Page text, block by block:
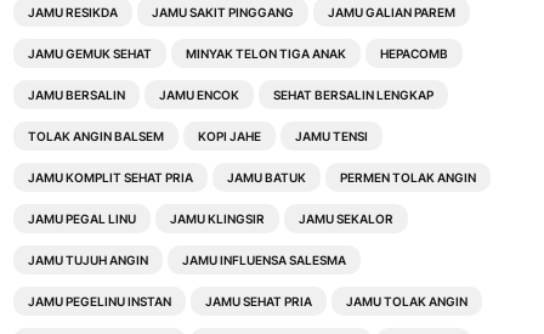
JAMU RESIKDA JAMU SAKIT PINGGANG JAMU GALIAN PAREM
JAMU GEMUK SEHAT MINYAK TELON TIGA ANAK HEPACOMB
JAMU BERSALIN JAMU ENCOK SEHAT BERSALIN LENGKAP
TOLAK ANGIN BALSEM KOPI JAHE JAMU TENSI
JAMU KOMPLIT SEHAT PRIA JAMU BATUK PERMEN TOLAK ANGIN
JAMU PEGAL LINU JAMU KLINGSIR JAMU SEKALOR
JAMU TUJUH ANGIN JAMU INFLUENSA SALESMA
JAMU PEGELINU INSTAN JAMU SEHAT PRIA JAMU TOLAK ANGIN